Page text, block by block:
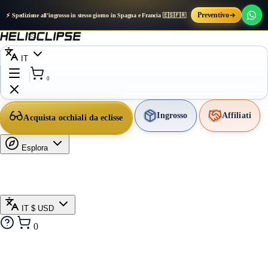
⚡ Spedizione all’ingrosso in stesso giorno in Spagna e Francia 🇪🇸🇫🇷 Preventivo
IT
0
Acquista occhiali da eclisse Ingrosso Affiliati
Esplora
IT $ USD
0